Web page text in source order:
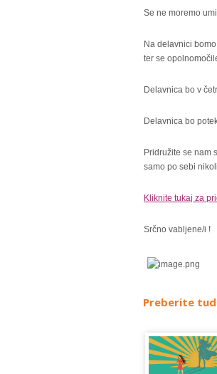
Se ne moremo
Na delavnici
ter se
Delavnica bo v
Delavnica bo
Pridružite se nam
samo po sebi
Kliknite tukaj za
Srčno vabljene/i !
Preberite